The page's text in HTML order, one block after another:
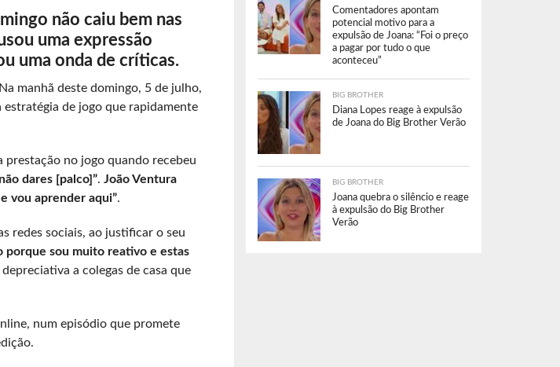
não caiu bem nas
uma expressão
uma onda de críticas.
manhã deste domingo, 5 de julho,
de jogo que rapidamente
no jogo quando recebeu
dares [palco]”. João Ventura
vou aprender aqui”.
redes sociais, ao justificar o seu
porque sou muito reativo e estas
a colegas de casa que
num episódio que promete
Comentadores apontam
potencial motivo para a
expulsão de Joana: “Foi o preço
a pagar por tudo o que
aconteceu”
BIG BROTHER
Diana Lopes reage à expulsão
de Joana do Big Brother Verão
BIG BROTHER
Joana quebra o silêncio e reage
à expulsão do Big Brother
Verão